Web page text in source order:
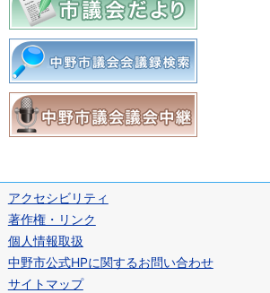
アクセシビリティ
著作権・リンク
個人情報取扱
中野市公式HPに関するお問い合わせ
サイトマップ